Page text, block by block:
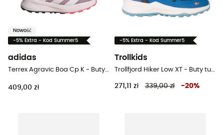
Nowość
-5% Extra - Kod Summer5
adidas
Terrex Agravic Boa Cp K - Buty trailowe dla dzieci
409,00 zł
-5% Extra - Kod Summer5
Trollkids
Trollfjord Hiker Low XT - Buty turystyczne dla dzieci
271,11 zł 339,00 zł -20%